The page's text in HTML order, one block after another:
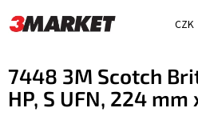
na
obsah
CZK
7448 3M Scotch
HP, S UFN, 224